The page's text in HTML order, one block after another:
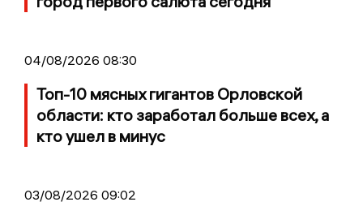
04/08/2026 08:30
Топ-10 мясных гигантов Орловской
области: кто заработал больше всех, а
кто ушел в минус
03/08/2026 09:02